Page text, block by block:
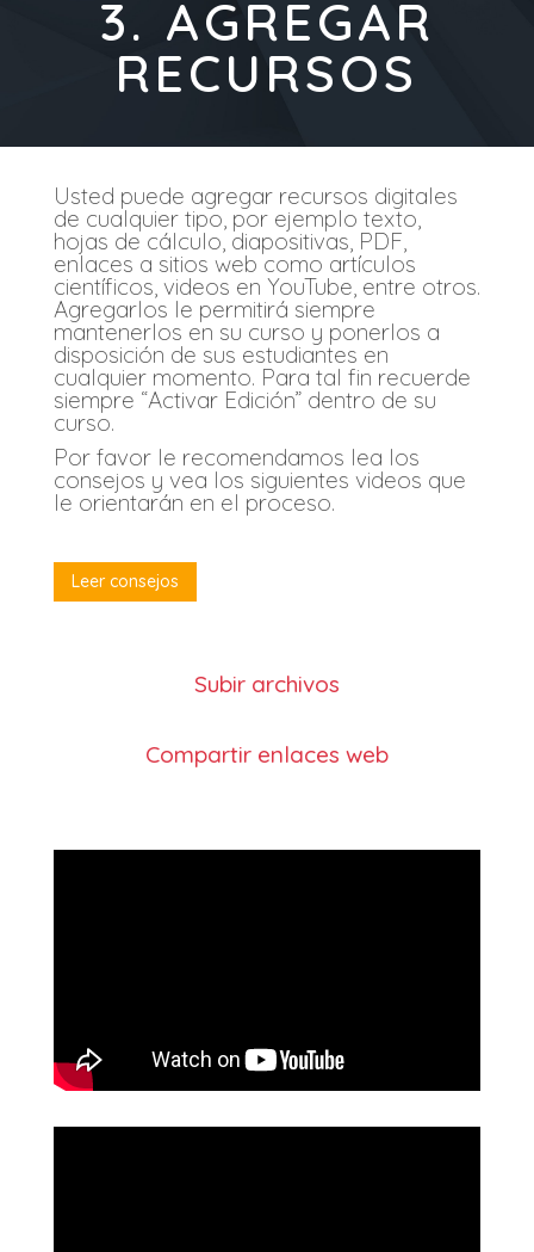
3. AGREGAR
RECURSOS
Usted puede agregar recursos digitales
de cualquier tipo, por ejemplo texto,
hojas de cálculo, diapositivas, PDF,
enlaces a sitios web como artículos
científicos, videos en YouTube, entre otros.
Agregarlos le permitirá siempre
mantenerlos en su curso y ponerlos a
disposición de sus estudiantes en
cualquier momento. Para tal fin recuerde
siempre “Activar Edición” dentro de su
curso.
Por favor le recomendamos lea los
consejos y vea los siguientes videos que
le orientarán en el proceso.
Leer consejos
Subir archivos
Compartir enlaces web